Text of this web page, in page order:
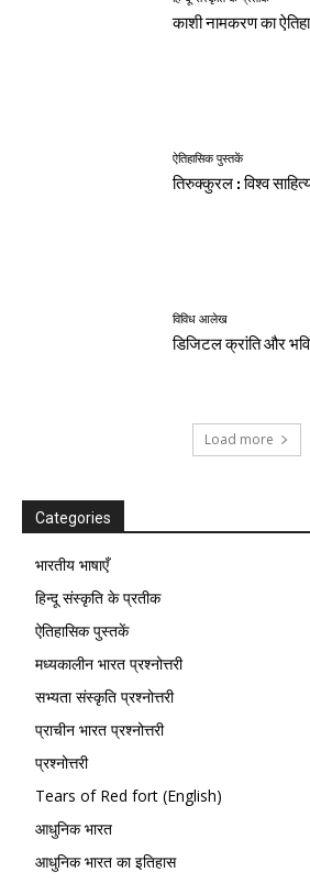
काशी नामकरण का
ऐतिहासिक पुस्तकें
तिरुक्कुरल : विश्व
विविध आलेख
डिजिटल क्रांति और
Load more
Categories
भारतीय भाषाएँ
हिन्दू संस्कृति के प्रतीक
ऐतिहासिक पुस्तकें
मध्यकालीन भारत प्रश्नोत्तरी
सभ्यता संस्कृति प्रश्नोत्तरी
प्राचीन भारत प्रश्नोत्तरी
प्रश्नोत्तरी
Tears of Red fort (English)
आधुनिक भारत
आधुनिक भारत का इतिहास